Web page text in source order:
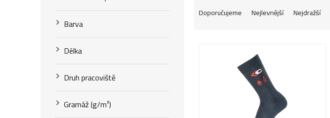
Barva
Délka
Druh pracoviště
Gramáž (g/m²)
Doporučujeme Nejlevnější Nejdražší